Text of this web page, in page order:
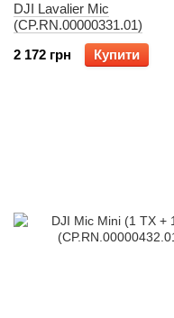
DJI Lavalier Mic
(CP.RN.00000331.01)
2 172 грн
Купити